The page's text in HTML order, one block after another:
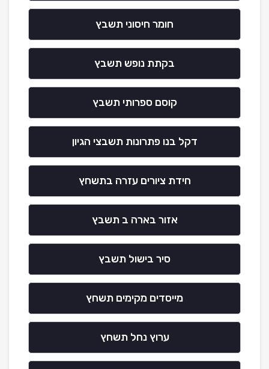
חומר חיסוני תשבץ
בקתת נופש תשבץ
קוסם ספרותי תשבץ
דקל בנו פתרונות תשבצי הגיון
חידת ציורים עזרה בתשחץ
אזור בארה ב תשבץ
סיר בישול תשבץ
מייסדים מקימים תשחץ
ערוץ נחל תשחץ